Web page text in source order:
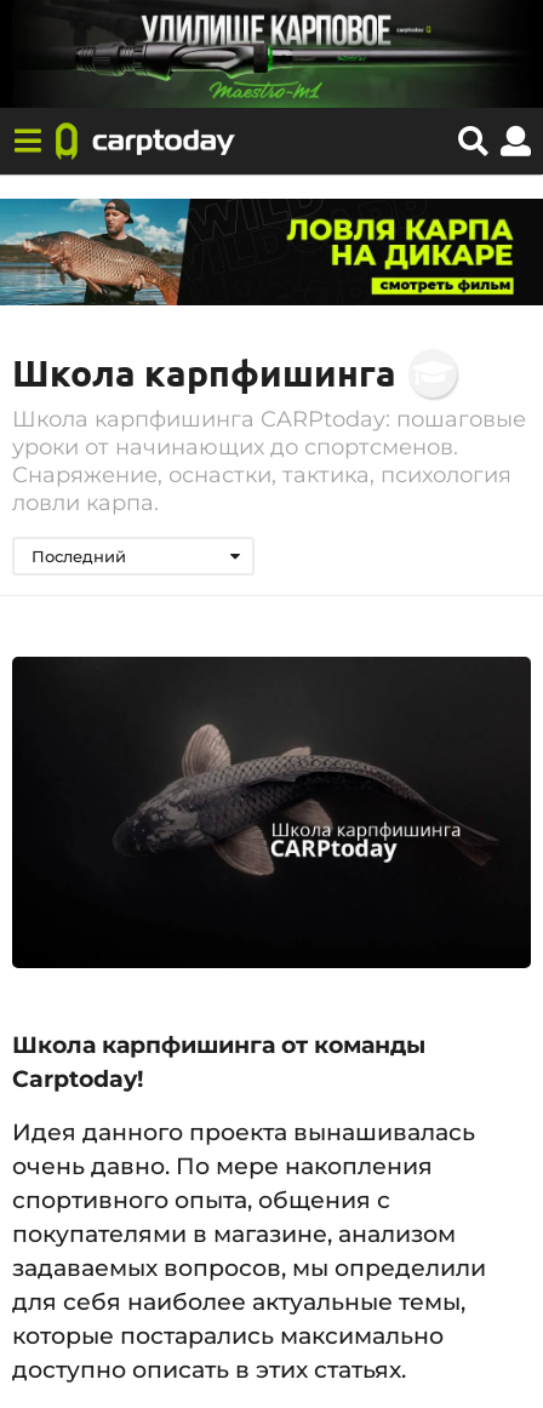
Школа карпфишинга
Школа карпфишинга CARPtoday: пошаговые
уроки от начинающих до спортсменов.
Снаряжение, оснастки, тактика, психология
ловли карпа.
Последний
Школа карпфишинга от команды
Carptoday!
Идея данного проекта вынашивалась
очень давно. По мере накопления
спортивного опыта, общения с
покупателями в магазине, анализом
задаваемых вопросов, мы определили
для себя наиболее актуальные темы,
которые постарались максимально
доступно описать в этих статьях.